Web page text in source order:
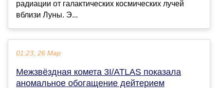
радиации от галактических космических лучей
вблизи Луны. Э...
01:23, 26 Мар
Межзвёздная комета 3I/ATLAS показала
аномальное обогащение дейтерием